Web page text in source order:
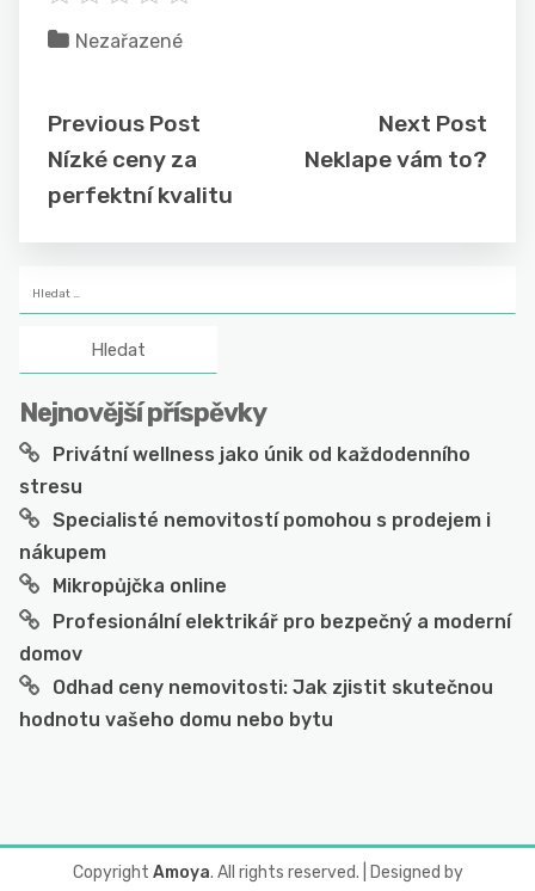
Nezařazené
Previous Post
Nízké ceny za
perfektní kvalitu
Next Post
Neklape vám to?
Nejnovější příspěvky
Privátní wellness jako únik od každodenního
stresu
Specialisté nemovitostí pomohou s prodejem i
nákupem
Mikropůjčka online
Profesionální elektrikář pro bezpečný a moderní
domov
Odhad ceny nemovitosti: Jak zjistit skutečnou
hodnotu vašeho domu nebo bytu
Copyright Amoya. All rights reserved.
| Designed by